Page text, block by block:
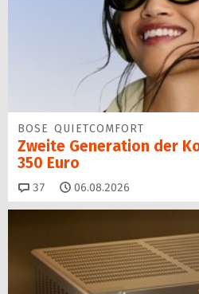
BOSE QUIETCOMFORT
Zweite Generation der
350 Euro
37 Kommentare
06.08.2026